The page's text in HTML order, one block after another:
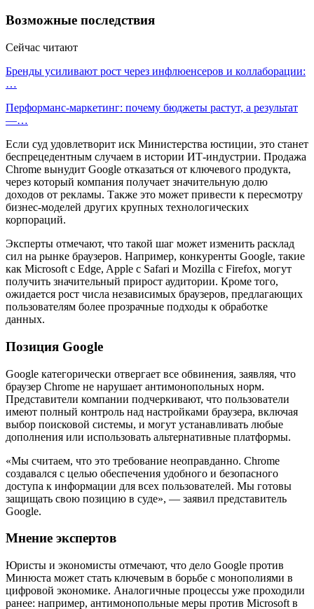
Возможные последствия
Сейчас читают
Бренды усиливают рост через инфлюенсеров и коллаборации:
…
Перформанс-маркетинг: почему бюджеты растут, а результат
—…
Если суд удовлетворит иск Министерства юстиции, это станет
беспрецедентным случаем в истории ИТ-индустрии. Продажа
Chrome вынудит Google отказаться от ключевого продукта,
через который компания получает значительную долю
доходов от рекламы. Также это может привести к пересмотру
бизнес-моделей других крупных технологических
корпораций.
Эксперты отмечают, что такой шаг может изменить расклад
сил на рынке браузеров. Например, конкуренты Google, такие
как Microsoft с Edge, Apple с Safari и Mozilla с Firefox, могут
получить значительный прирост аудитории. Кроме того,
ожидается рост числа независимых браузеров, предлагающих
пользователям более прозрачные подходы к обработке
данных.
Позиция Google
Google категорически отвергает все обвинения, заявляя, что
браузер Chrome не нарушает антимонопольных норм.
Представители компании подчеркивают, что пользователи
имеют полный контроль над настройками браузера, включая
выбор поисковой системы, и могут устанавливать любые
дополнения или использовать альтернативные платформы.
«Мы считаем, что это требование неоправданно. Chrome
создавался с целью обеспечения удобного и безопасного
доступа к информации для всех пользователей. Мы готовы
защищать свою позицию в суде», — заявил представитель
Google.
Мнение экспертов
Юристы и экономисты отмечают, что дело Google против
Минюста может стать ключевым в борьбе с монополиями в
цифровой экономике. Аналогичные процессы уже проходили
ранее: например, антимонопольные меры против Microsoft в